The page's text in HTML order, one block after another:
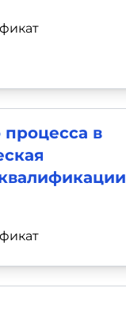
процесса в